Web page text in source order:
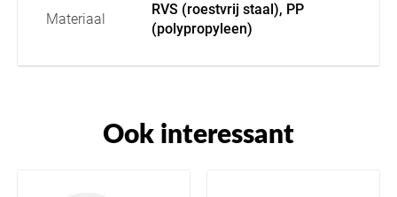
Materiaal
RVS (roestvrij staal), PP
(polypropyleen)
Ook interessant